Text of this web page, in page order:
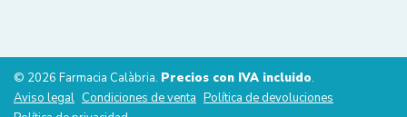
© 2026 Farmacia Calàbria. Precios con IVA incluido.
Aviso legal Condiciones de venta Política de devoluciones